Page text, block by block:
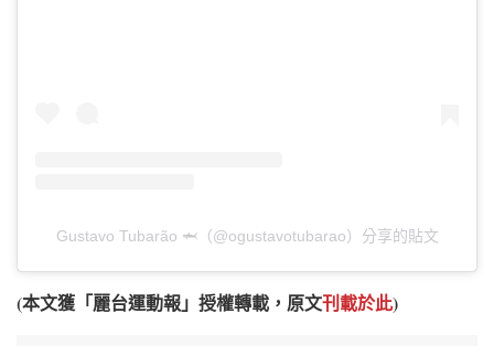
Gustavo Tubarão 🦈（@ogustavotubarao）分享的貼文
(本文獲「麗台運動報」授權轉載，原文刊載於此)